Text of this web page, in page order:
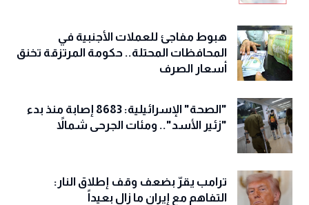
هبوط مفاجئ للعملات الأجنبية في
المحافظات المحتلة.. حكومة المرتزقة تخنق
أسعار الصرف
"الصحة" الإسرائيلية: 8683 إصابة منذ بدء
"زئير الأسد".. ومئات الجرحى شمالاً
ترامب يقرّ بضعف وقف إطلاق النار:
التفاهم مع إيران ما زال بعيداً